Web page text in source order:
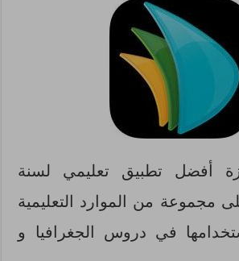
أفضل تطبيق تعليمي لسنة
على مجموعة من الموارد التعليمية
في دروس الجغرافيا و